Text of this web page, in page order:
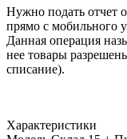
Нужно подать
прямо с мобильного
Данная операция
нее товары
списание).
Характеристики